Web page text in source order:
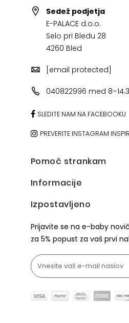
Sedež podjetja
E-PALACE d.o.o.
Selo pri Bledu 28
4260 Bled
[email protected]
040822996 med
SLEDITE NAM NA FACEBOOKU
PREVERITE INSTAGRAM
Pomoč strankam
Informacije
Izpostavljeno
Prijavite se na e-baby
za 5% popust za vaš prvi